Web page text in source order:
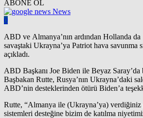
ABONE OL
News
0
ABD ve Almanya’nın ardından Hollanda da
savaştaki Ukrayna’ya Patriot hava savunma
açıkladı.
ABD Başkanı Joe Biden ile Beyaz Saray’da
Başbakan Rutte, Rusya’nın Ukrayna’daki
ABD’nin desteklerinden ötürü Biden’a
Rutte, “Almanya ile (Ukrayna’ya) verdiğiniz
sistemleri desteğine bizim de katılma